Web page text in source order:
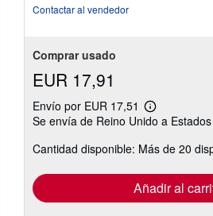
Contactar al vendedor
Comprar usado
EUR 17,91
Envío por EUR 17,51
Más
información
las
envío
Se envía de Reino Unido a
Cantidad disponible: Más de 20
Añadir al